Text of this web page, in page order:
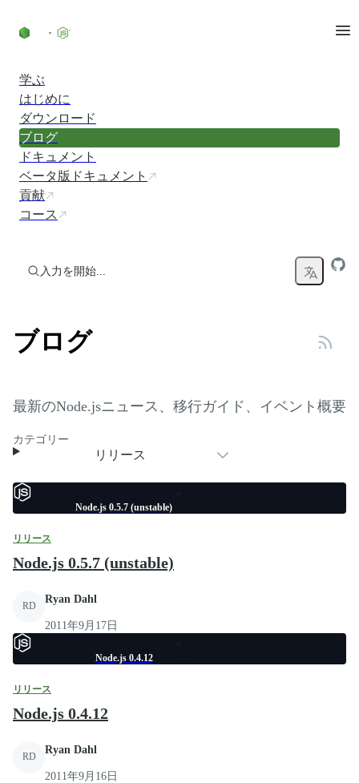
学ぶ
はじめに
ダウンロード
ブログ
ドキュメント
ベータ版ドキュメント
貢献
コース
入力を開始...
ブログ
最新のNode.jsニュース、移行ガイド、イベント概要
カテゴリー
リリース
Node.js 0.5.7 (unstable)
リリース
Node.js 0.5.7 (unstable)
RD
Ryan Dahl
2011年9月17日
Node.js 0.4.12
リリース
Node.js 0.4.12
RD
Ryan Dahl
2011年9月16日